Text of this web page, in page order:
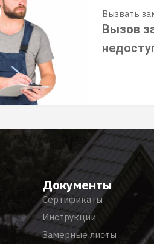
Вызвать
Вызов
Документы
Сертификаты
Инструкции
Замерные листы